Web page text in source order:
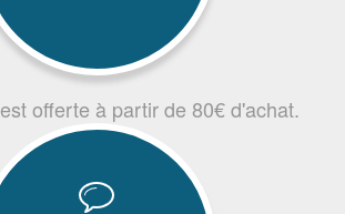
offerte à partir de 80€ d'achat.